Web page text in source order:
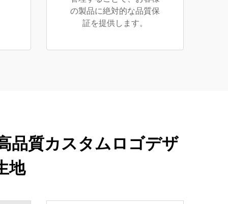
の製品に絶対的な品質保
証を提供します。
品質カスタムロゴデザ
地